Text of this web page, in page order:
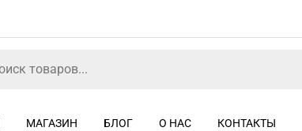
МАГАЗИН БЛОГ О НАС КОНТАКТЫ